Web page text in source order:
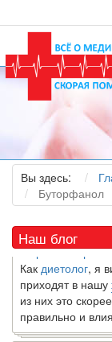
Вы здесь:
Буторфанол
Наш блог
Как я заболел
Это странная
но, тем не
можете
5 причин
Как
диетолог
, я
приходят в нашу
из них это
правильно и